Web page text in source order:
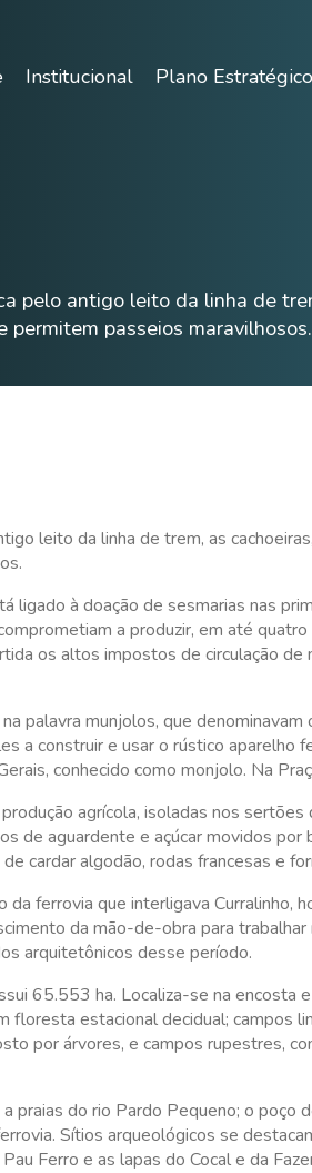
Institucional Plano
pelo antigo leito da linha de
passeios maravilhosos.
leito da linha de trem, as
à doação de sesmarias nas
a produzir, em até
os altos impostos de circulação
palavra munjolos, que
a construir e usar o rústico aparelho
conhecido como monjolo. Na
agrícola, isoladas nos
de aguardente e açúcar movidos por
cardar algodão, rodas francesas e
ferrovia que interligava Curralinho,
da mão-de-obra para
arquitetônicos desse período.
65.553 ha. Localiza-se na encosta
floresta estacional decidual; campos
por árvores, e campos rupestres,
do rio Pardo Pequeno; o poço
Sítios arqueológicos se
Ferro e as lapas do Cocal e da